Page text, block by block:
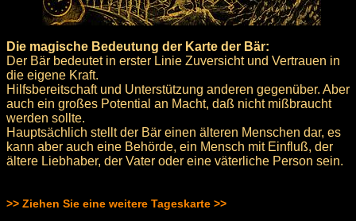
Die magische Bedeutung der Karte der Bär:
Der Bär bedeutet in erster Linie Zuversicht und Vertrauen in
die eigene Kraft.
Hilfsbereitschaft und Unterstützung anderen gegenüber. Aber
auch ein großes Potential an Macht, daß nicht mißbraucht
werden sollte.
Hauptsächlich stellt der Bär einen älteren Menschen dar, es
kann aber auch eine Behörde, ein Mensch mit Einfluß, der
ältere Liebhaber, der Vater oder eine väterliche Person sein.
>> Ziehen Sie eine weitere Tageskarte >>